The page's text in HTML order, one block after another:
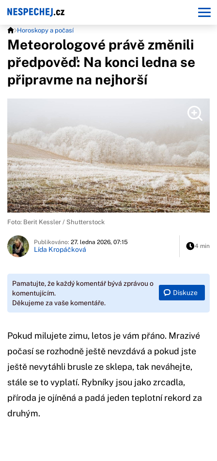
Horoskopy a počasí
Meteorologové právě změnili
předpověď: Na konci ledna se
připravme na nejhorší
Foto: Berit Kessler / Shutterstock
Publikováno: 27. ledna 2026, 07:15
Lída Kropáčková 4 min
Pamatujte, že každý komentář bývá zprávou o
komentujícím.
Děkujeme za vaše komentáře.
Diskuze
Pokud milujete zimu, letos je vám přáno. Mrazivé
počasí se rozhodně ještě nevzdává a pokud jste
ještě nevytáhli brusle ze sklepa, tak neváhejte,
stále se to vyplatí. Rybníky jsou jako zrcadla,
příroda je ojíněná a padá jeden teplotní rekord za
druhým.